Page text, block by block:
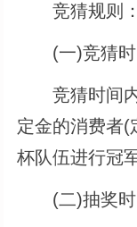
竞猜规则：
(一)竞猜时
竞猜时间内
定金的消费者(
杯队伍进行冠
(二)抽奖时